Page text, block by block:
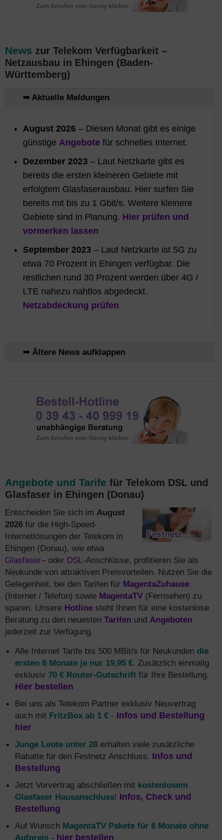
News zur Telekom Verfügbarkeit –
Netzausbau in Ehingen (Baden-
Württemberg)
➥ Aktuelle Meldungen
August 2026 – Diesen Monat gibt es einige
günstige Angebote für schnelles Internet.
Dezember 2023 – Laut Netzkarte gibt es
bereits die ersten kleineren Gebiete mit
erfolgtem Glasfaserausbau. Hier surfen Sie
bereits mit bis zu 1 Gbit/s. Weitere kleinere
Gebiete sind in Planung. Hier prüfen und
vormerken lassen
September 2023 – Laut Netzkarte ist 5G zu
etwa 70 Prozent in Ehingen verfügbar. Die
restlichen rund 30 Prozent werden über 4G /
LTE nahezu nahtlos abgedeckt.
Netzabdeckung prüfen
➥ Ältere News aufklappen
Angebote und Tarife für Telekom DSL und
Glasfaser in Ehingen (Donau)
Entscheiden Sie sich im August
2026 für die High-Speed-
Internetlösungen der Telekom in
Ehingen (Donau), wie etwa
Glasfaser– oder DSL-Anschlüsse, profitieren Sie als
Neukunde von attraktiven Preisvorteilen. Nutzen Sie die
Gelegenheit, bei den Tarifen für MagentaZuhause
(Internet / Telefon) sowie MagentaTV (Fernsehen) zu
sparen. Unsere Hotline steht Ihnen für eine kostenlose
Beratung zu den neuesten Tarifen und Angeboten
jederzeit zur Verfügung.
Alle Internet Tarife bis 500 MBit/s für Neukunden die
ersten 6 Monate je nur 19,95 €. Zusätzlich einmalig
exklusiv 70 € Router-Gutschrift für Ihre Bestellung.
Hier bestellen
Bei uns als Telekom Partner exklusiv Neuvertrag
auch mit FritzBox ab 1 € - Infos und Bestellung
hier
Junge Leute unter 28 erhalten viele zusätzliche
Rabatte für den Festnetz Anschluss. Infos und
Bestellung
Jetzt Vorvertrag abschließen mit kostenlosem
Glasfaser Hausanschluss! Infos, Check und
Bestellung
Auf Wunsch MagentaTV Pakete für 6 Monate ohne
Aufpreis - hier bestellen